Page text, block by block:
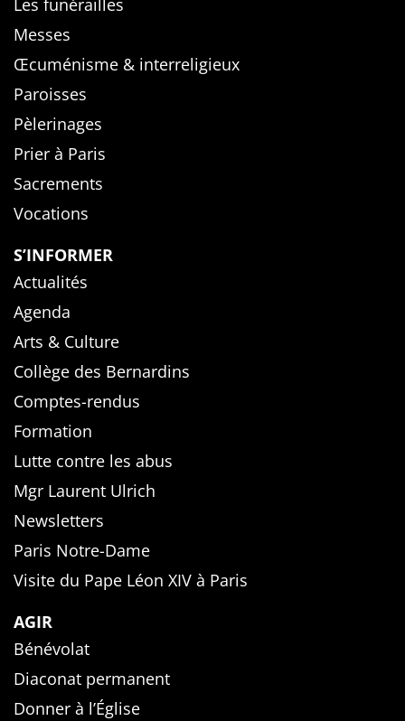
Les funérailles
Messes
Œcuménisme & interreligieux
Paroisses
Pèlerinages
Prier à Paris
Sacrements
Vocations
S’INFORMER
Actualités
Agenda
Arts & Culture
Collège des Bernardins
Comptes-rendus
Formation
Lutte contre les abus
Mgr Laurent Ulrich
Newsletters
Paris Notre-Dame
Visite du Pape Léon XIV à Paris
AGIR
Bénévolat
Diaconat permanent
Donner à l’Église